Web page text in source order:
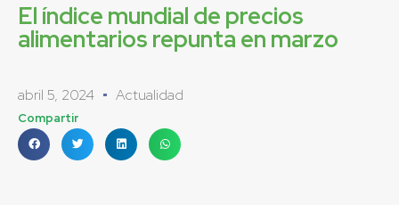
El índice mundial de precios
alimentarios repunta en marzo
abril 5, 2024 Actualidad
Compartir